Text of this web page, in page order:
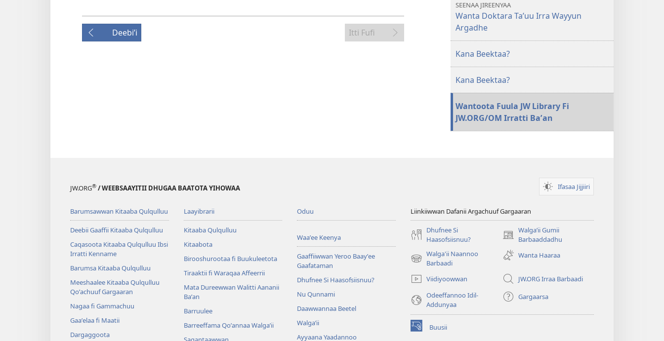
Deebiʼi Itti Fufi
SEENAA JIREENYAA
Wanta Doktara Taʼuu Irra Wayyun
Argadhe
Kana Beektaa?
Kana Beektaa?
Wantoota Fuula JW Library Fi
JW.ORG/OM Irratti Baʼan
JW.ORG® / WEEBSAAYITII DHUGAA BAATOTA YIHOWAA Ifasaa Jijjiiri
Barumsawwan Kitaaba Qulqulluu
Deebii Gaaffii Kitaaba Qulqulluu
Caqasoota Kitaaba Qulqulluu Ibsi
Irratti Kenname
Barumsa Kitaaba Qulqulluu
Meeshaalee Kitaaba Qulqulluu
Qoʼachuuf Gargaaran
Nagaa fi Gammachuu
Gaaʼelaa fi Maatii
Dargaggoota
Laayibrarii
Kitaaba Qulqulluu
Kitaabota
Birooshurootaa fi Buukuleetota
Tiraaktii fi Waraqaa Affeerrii
Mata Dureewwan Walitti Aananii
Baʼan
Barruulee
Barreeffama Qoʼannaa Walgaʼii
Oduu
Waaʼee Keenya
Gaaffiiwwan Yeroo Baayʼee
Gaafataman
Dhufnee Si Haasofsiisnuu?
Nu Qunnami
Daawwannaa Beetel
Walga’ii
Ayyaana Yaadannoo
Liinkiiwwan Dafanii Argachuuf Gargaaran
Dhufnee Si
Haasofsiisnuu?
Walgaʼii Gumii
Barbaaddadhu
(opens
new
window)
Walga'ii Naannoo
Barbaadi
(opens
window)
Wanta Haaraa
Viidiyoowwan
JW.ORG Irraa Barbaadi
Odeeffannoo Idil-
Addunyaa
Gargaarsa
Buusii
(opens